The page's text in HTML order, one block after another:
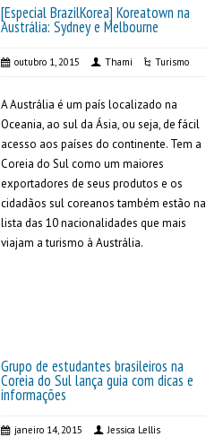
[Especial BrazilKorea] Koreatown na
Austrália: Sydney e Melbourne
outubro 1, 2015 Thami Turismo
A Austrália é um país localizado na
Oceania, ao sul da Ásia, ou seja, de fácil
acesso aos países do continente. Tem a
Coreia do Sul como um maiores
exportadores de seus produtos e os
cidadãos sul coreanos também estão na
lista das 10 nacionalidades que mais
viajam a turismo à Austrália.
Grupo de estudantes brasileiros na
Coreia do Sul lança guia com dicas e
informações
janeiro 14, 2015
Jessica Lellis